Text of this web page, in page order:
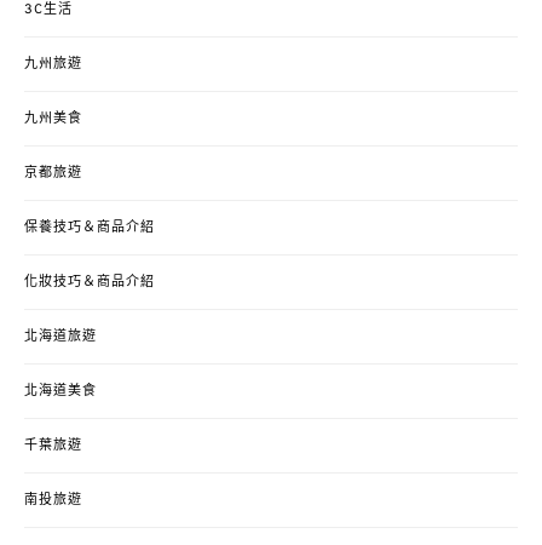
3C生活
九州旅遊
九州美食
京都旅遊
保養技巧＆商品介紹
化妝技巧＆商品介紹
北海道旅遊
北海道美食
千葉旅遊
南投旅遊